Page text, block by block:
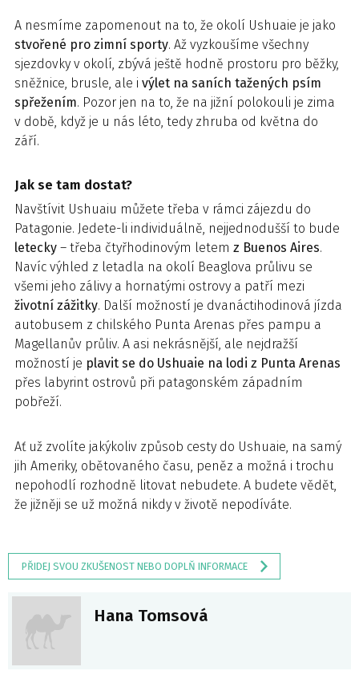
A nesmíme zapomenout na to, že okolí Ushuaie je jako
stvořené pro zimní sporty. Až vyzkoušíme všechny
sjezdovky v okolí, zbývá ještě hodně prostoru pro běžky,
sněžnice, brusle, ale i výlet na saních tažených psím
spřežením. Pozor jen na to, že na jižní polokouli je zima
v době, když je u nás léto, tedy zhruba od května do
září.
Jak se tam dostat?
Navštívit Ushuaiu můžete třeba v rámci zájezdu do
Patagonie. Jedete-li individuálně, nejjednodušší to bude
letecky – třeba čtyřhodinovým letem z Buenos Aires.
Navíc výhled z letadla na okolí Beaglova průlivu se
všemi jeho zálivy a hornatými ostrovy a patří mezi
životní zážitky. Další možností je dvanáctihodinová jízda
autobusem z chilského Punta Arenas přes pampu a
Magellanův průliv. A asi nekrásnější, ale nejdražší
možností je plavit se do Ushuaie na lodi z Punta Arenas
přes labyrint ostrovů při patagonském západním
pobřeží.
Ať už zvolíte jakýkoliv způsob cesty do Ushuaie, na samý
jih Ameriky, obětovaného času, peněz a možná i trochu
nepohodlí rozhodně litovat nebudete. A budete vědět,
že jižněji se už možná nikdy v životě nepodíváte.
PŘIDEJ SVOU ZKUŠENOST NEBO DOPLŇ INFORMACE
Hana Tomsová